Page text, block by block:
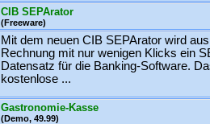
CIB SEPArator
(Freeware)
Mit dem neuen CIB SEPArator wird
Rechnung mit nur wenigen Klicks ein
Datensatz für die Banking-Software.
kostenlose ...
Gastronomie-Kasse
(Demo, 49.99)